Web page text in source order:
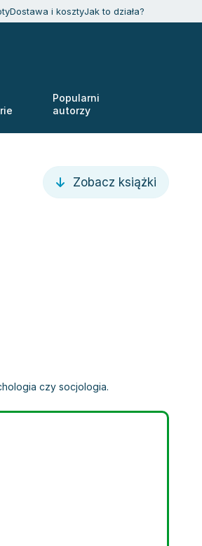
Dostawa i kosztyJak to działa?
Popularni
autorzy
Zobacz książki
czy socjologia.